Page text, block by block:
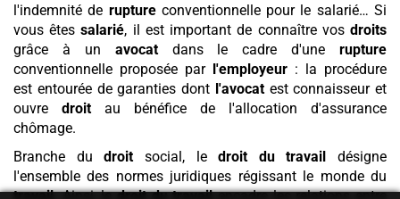
l'indemnité de ruptureconventionnelle pour le salarié… Si
vous êtessalarié, il est important de connaître vosdroits
grâce à un avocatdans le cadre d'une rupture
conventionnelle proposée par l'employeur : la procédure
est entourée de garanties dont l'avocatest connaisseur et
ouvre droit au bénéfice de l'allocation d'assurance
chômage.
Branche dudroit social, ledroit du travail
désigne
l'ensemble des normes juridiques régissant le monde du